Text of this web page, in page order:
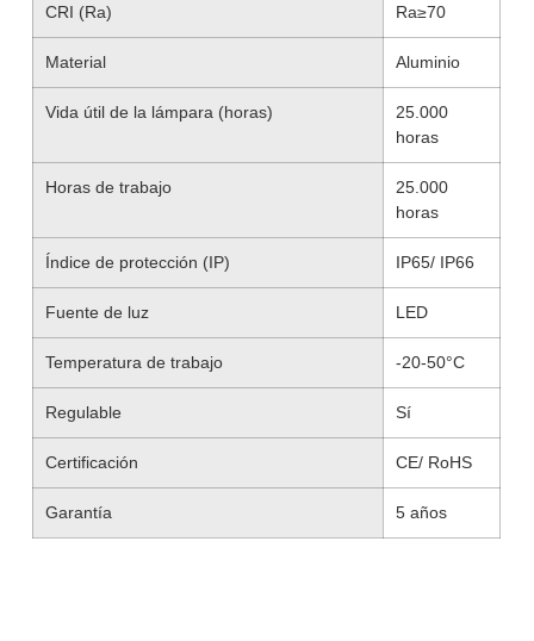
CRI (Ra) Ra≥70
Material Aluminio
Vida útil de la lámpara (horas)
25.000
horas
Horas de trabajo
25.000
horas
Índice de protección (IP) IP65/ IP66
Fuente de luz LED
Temperatura de trabajo -20-50°C
Regulable Sí
Certificación CE/ RoHS
Garantía 5 años